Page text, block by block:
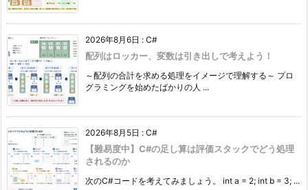
2026年8月6日 : C#
配列はロッカー、変数は引き出しで考えよう！
～配列の合計を求める処理をイメージで理解する～ プロ
グラミングを始めたばかりの人 ...
2026年8月5日 : C#
【難易度中】C#の足し算は評価スタックでどう処理
されるのか
次のC#コードを考えてみましょう。 int a = 2; int b = 3; ...